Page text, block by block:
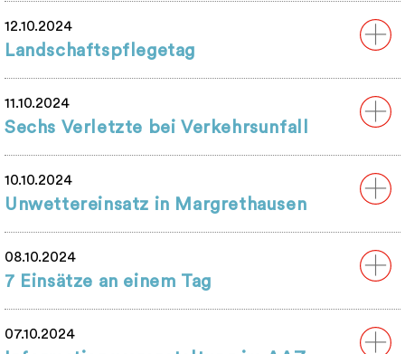
12.10.2024
Landschaftspflegetag
11.10.2024
Sechs Verletzte bei Verkehrsunfall
10.10.2024
Unwettereinsatz in Margrethausen
08.10.2024
7 Einsätze an einem Tag
07.10.2024